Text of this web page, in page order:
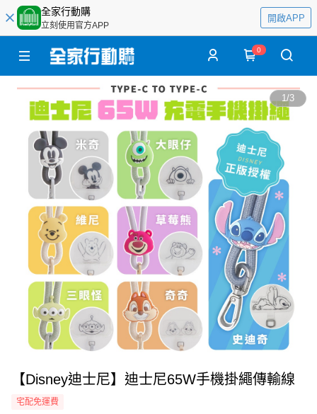
全家行動購
立刻使用官方APP
開啟APP
0
1/3
【Disney迪士尼】迪士尼65W手機掛繩傳輸線
宅配免運費